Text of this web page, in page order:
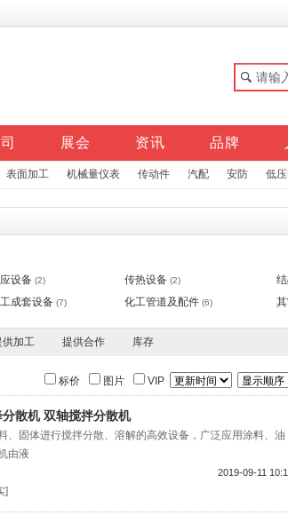
展会 资讯 品牌
表面加工 机械量仪表 传动件 汽配 安防 低
设备 (2) 传热设备 (2)
成套设备 (7) 化工管道及配件 (6)
供加工 提供合作 库存
标价 图片 VIP
散机 双轴搅拌分散机
、固体进行搅拌分散、溶解的高效设备，广泛应用涂料、油
由液
2019-09-11
]